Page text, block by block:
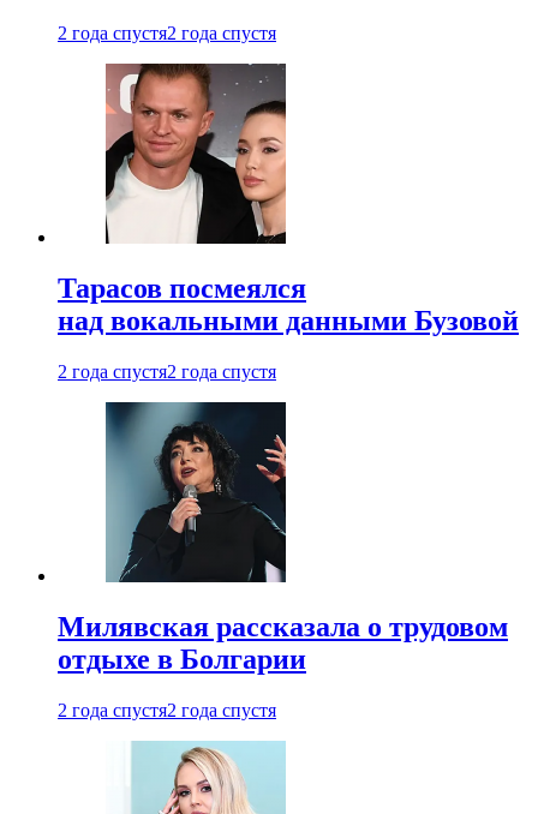
2 года спустя2 года спустя
Тарасов посмеялся
над вокальными данными Бузовой
2 года спустя2 года спустя
Милявская рассказала о трудовом
отдыхе в Болгарии
2 года спустя2 года спустя